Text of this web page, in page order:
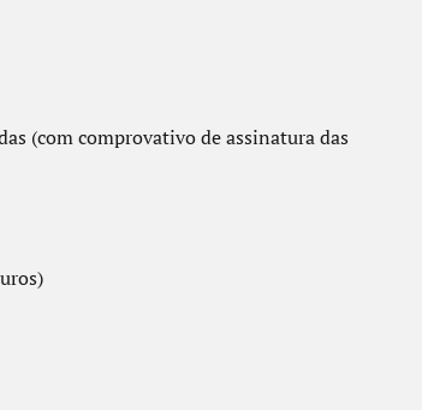
(com comprovativo de assinatura das